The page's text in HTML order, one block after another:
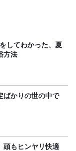
してわかった、夏
方法
ばかりの世の中で
頭もヒンヤリ快適